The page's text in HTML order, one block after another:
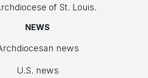
of St. Louis.
NEWS
news
U.S. news